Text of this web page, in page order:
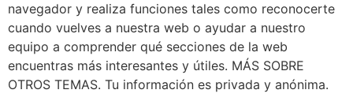
navegador y realiza funciones tales como reconocerte
cuando vuelves a nuestra web o ayudar a nuestro
equipo a comprender qué secciones de la web
encuentras más interesantes y útiles. MÁS SOBRE
OTROS TEMAS. Tu información es privada y anónima.